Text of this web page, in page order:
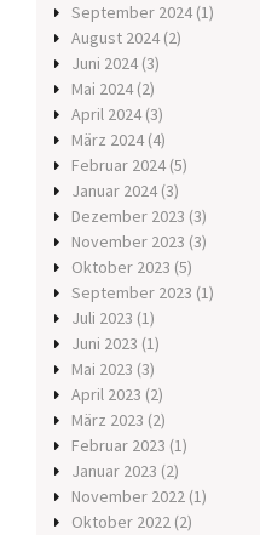
September 2024 (1)
August 2024 (2)
Juni 2024 (3)
Mai 2024 (2)
April 2024 (3)
März 2024 (4)
Februar 2024 (5)
Januar 2024 (3)
Dezember 2023 (3)
November 2023 (3)
Oktober 2023 (5)
September 2023 (1)
Juli 2023 (1)
Juni 2023 (1)
Mai 2023 (3)
April 2023 (2)
März 2023 (2)
Februar 2023 (1)
Januar 2023 (2)
November 2022 (1)
Oktober 2022 (2)